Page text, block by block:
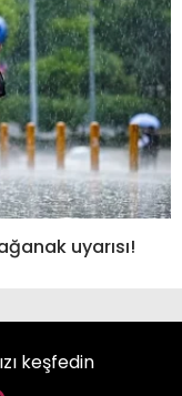
uyarısı!
keşfedin